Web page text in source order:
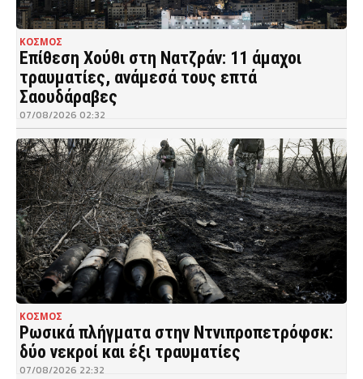
ΚΟΣΜΟΣ
Επίθεση Χούθι στη Νατζράν: 11 άμαχοι
τραυματίες, ανάμεσά τους επτά
Σαουδάραβες
07/08/2026 02:32
ΚΟΣΜΟΣ
Ρωσικά πλήγματα στην Ντνιπροπετρόφσκ:
δύο νεκροί και έξι τραυματίες
07/08/2026 22:32